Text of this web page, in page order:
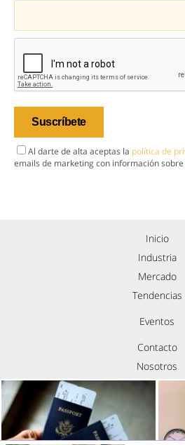
Al darte de alta aceptas la política de
emails de marketing con información
Inicio
Industria
Mercado
Tendencias
Eventos
Contacto
Nosotros
Política de
Política de